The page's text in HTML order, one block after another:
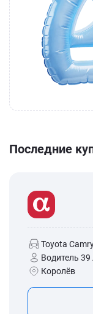
Последние
Toyota
Водитель 39
Королёв